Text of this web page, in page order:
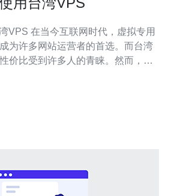
，虚拟专用
为许多网站运营者的首选。而台湾
价比受到许多人的青睐。然而，要